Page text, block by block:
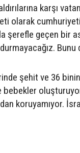
karşı
olarak
geçen bir
şehit ve 36
bebekler
koruyamıyor.